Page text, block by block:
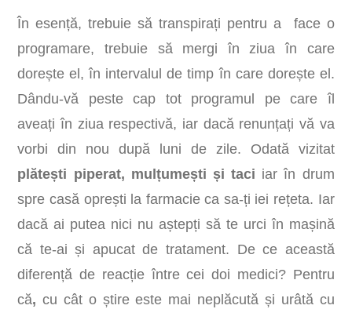
În esență, trebuie să transpirați pentru a face o
programare, trebuie să mergi în ziua în care
dorește el, în intervalul de timp în care dorește el.
Dându-vă peste cap tot programul pe care îl
aveați în ziua respectivă, iar dacă renunțați vă va
vorbi din nou după luni de zile. Odată vizitat
plătești piperat, mulțumești și taci iar în drum
spre casă oprești la farmacie ca sa-ți iei rețeta. Iar
dacă ai putea nici nu aștepți să te urci în mașină
că te-ai și apucat de tratament. De ce această
diferență de reacție între cei doi medici? Pentru
că,cu cât o știre este mai neplăcută și urâtă cu